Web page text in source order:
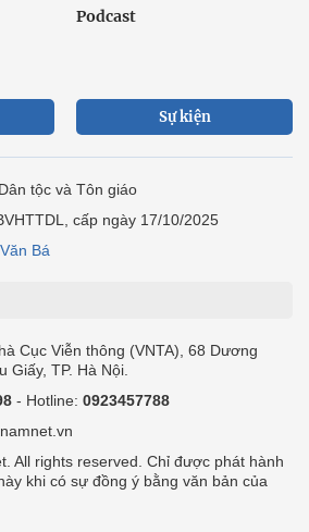
Podcast
Sự kiện
tộc và Tôn giáo
cấp ngày 17/10/2025
Bá
Cục Viễn thông (VNTA), 68 Dương
TP. Hà Nội.
- Hotline: 0923457788
All rights reserved. Chỉ được phát hành
khi có sự đồng ý bằng văn bản của